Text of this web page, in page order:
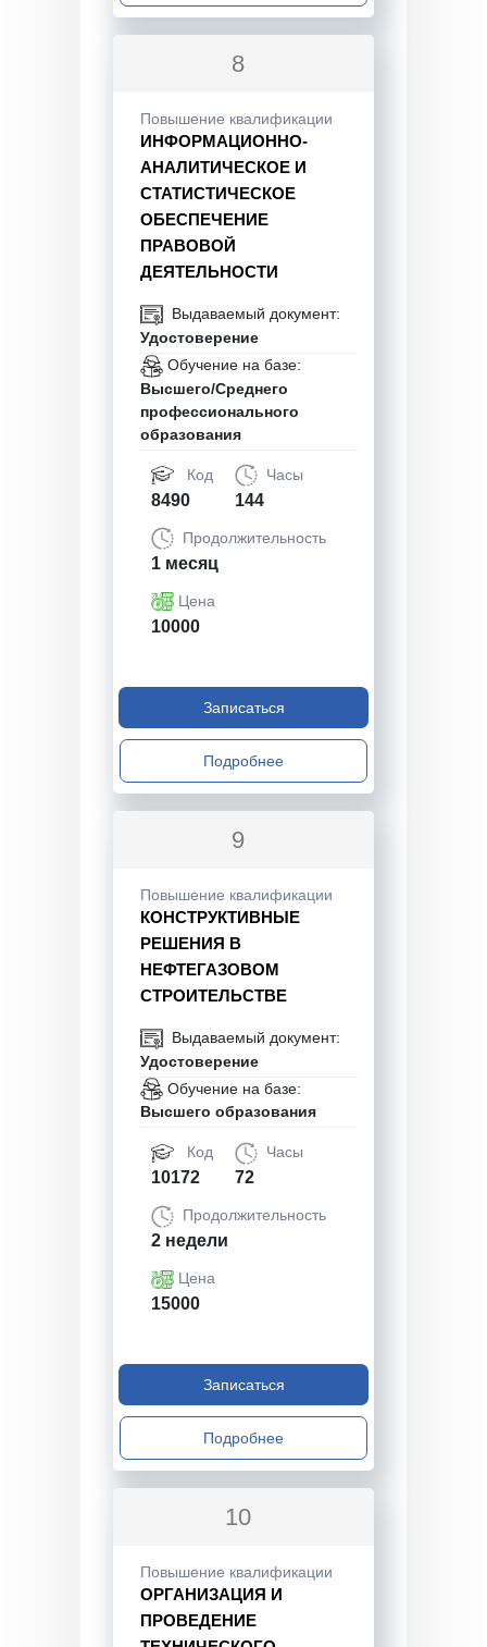
8
Повышение квалификации
ИНФОРМАЦИОННО-
АНАЛИТИЧЕСКОЕ И
СТАТИСТИЧЕСКОЕ
ОБЕСПЕЧЕНИЕ
ПРАВОВОЙ
ДЕЯТЕЛЬНОСТИ
Выдаваемый документ:
Удостоверение
Обучение на базе:
Высшего/Среднего
профессионального
образования
Код
8490
Часы
144
Продолжительность
1 месяц
Цена
10000
Записаться
Подробнее
9
Повышение квалификации
КОНСТРУКТИВНЫЕ
РЕШЕНИЯ В
НЕФТЕГАЗОВОМ
СТРОИТЕЛЬСТВЕ
Выдаваемый документ:
Удостоверение
Обучение на базе:
Высшего образования
Код
10172
Часы
72
Продолжительность
2 недели
Цена
15000
Записаться
Подробнее
10
Повышение квалификации
ОРГАНИЗАЦИЯ И
ПРОВЕДЕНИЕ